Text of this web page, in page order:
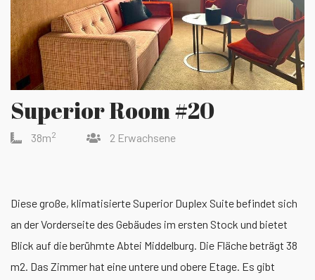
Superior Room #20
38m2 2 Erwachsene
Diese große, klimatisierte Superior Duplex Suite befindet sich
an der Vorderseite des Gebäudes im ersten Stock und bietet
Blick auf die berühmte Abtei Middelburg. Die Fläche beträgt 38
m2. Das Zimmer hat eine untere und obere Etage. Es gibt